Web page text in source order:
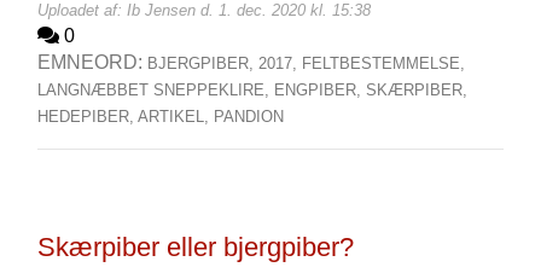
Uploadet af: Ib Jensen d. 1. dec. 2020 kl. 15:38
0
EMNEORD: BJERGPIBER, 2017, FELTBESTEMMELSE,
LANGNÆBBET SNEPPEKLIRE, ENGPIBER, SKÆRPIBER,
HEDEPIBER, ARTIKEL, PANDION
Skærpiber eller bjergpiber?